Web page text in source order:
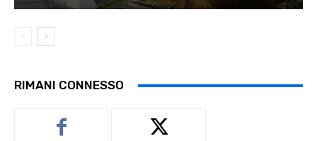
RIMANI CONNESSO